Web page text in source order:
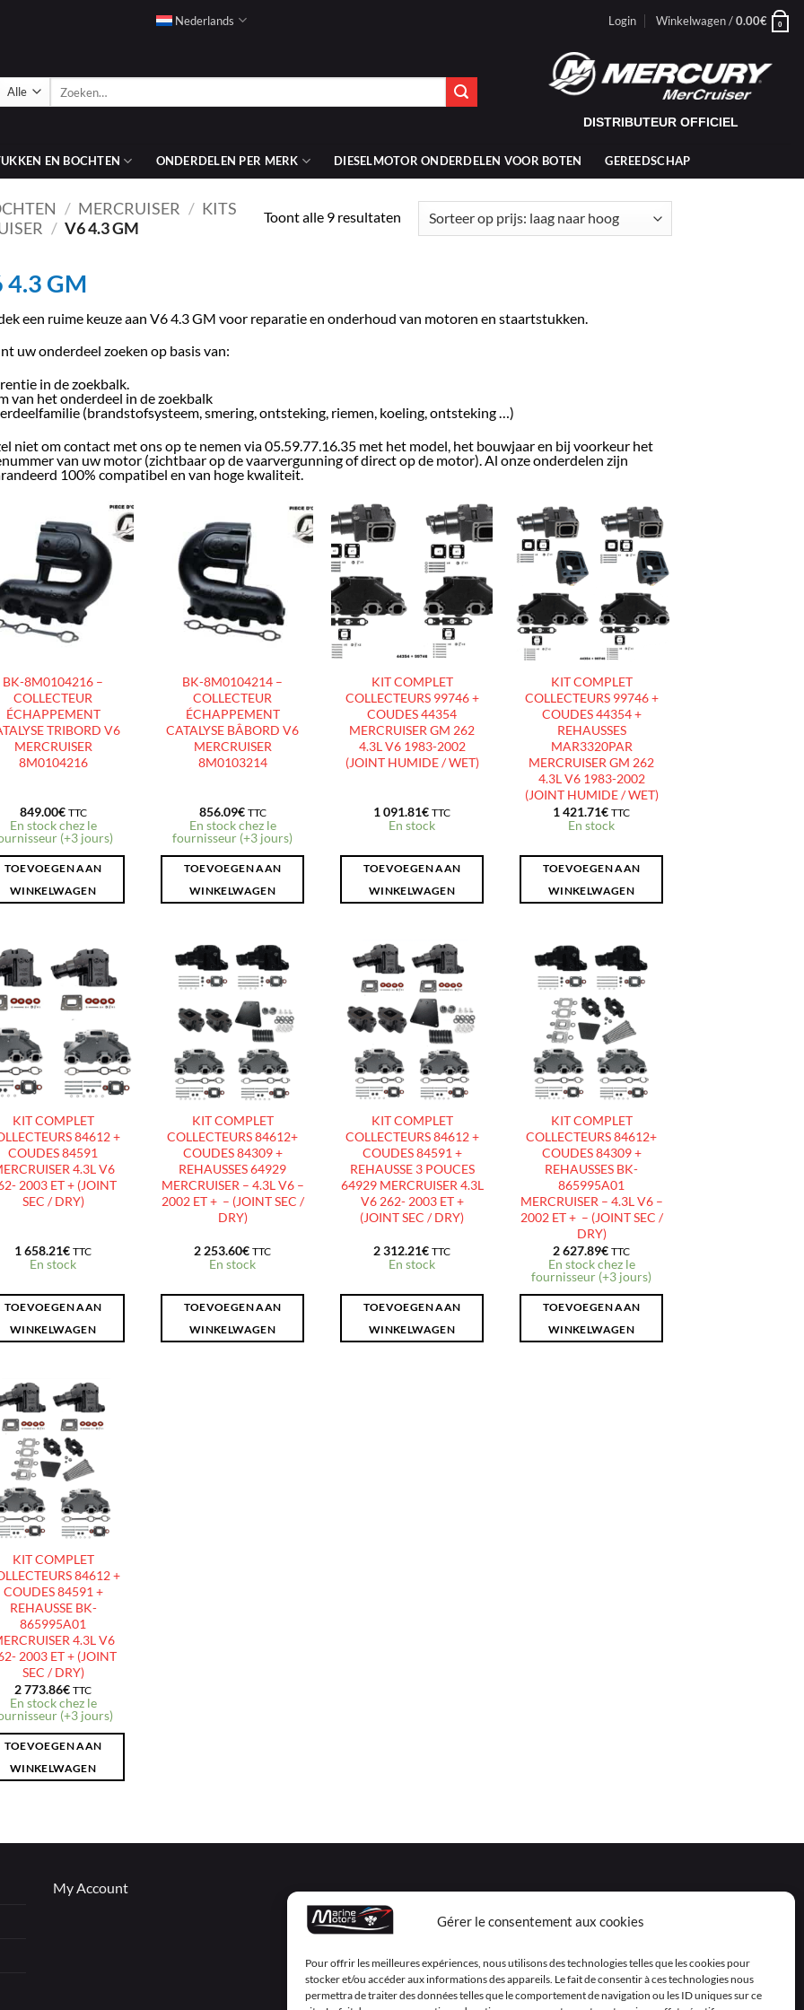
Gérer le consentement aux cookies
Pour offrir les meilleures expériences, nous utilisons des technologies telles que les cookies pour
stocker et/ou accéder aux informations des appareils. Le fait de consentir à ces technologies nous
permettra de traiter des données telles que le comportement de navigation ou les ID uniques sur ce
Nederlands Login Winkelwagen /0.00€ 0
DISTRIBUTEUR OFFICIEL
EN BOCHTEN ONDERDELEN PER MERK DIESELMOTOR ONDERDELEN VOOR BOTEN GEREEDSCHAP
/ MERCRUISER / KITS
/ V6 4.3 GM
Toont alle 9 resultatenGesorteerd
4.3 GM
een ruime keuze aan V6 4.3 GM voor reparatie en onderhoud van motoren en staartstukken.
uw onderdeel zoeken op basis van:
in de zoekbalk.
van het onderdeel in de zoekbalk
(brandstofsysteem, smering, ontsteking, riemen, koeling, ontsteking …)
niet om contact met ons op te nemen via 05.59.77.16.35 met het model, het bouwjaar en bij voorkeur het
van uw motor (zichtbaar op de vaarvergunning of direct op de motor). Al onze onderdelen zijn
100% compatibel en van hoge kwaliteit.
AJOUTER
À LA
LISTE
D’ENVIES
BK-8M0104216 –
COLLECTEUR
ÉCHAPPEMENT
TRIBORD V6
MERCRUISER
8M0104216
849.00€ TTC
En stock chez le
(+3 jours)
TOEVOEGEN AAN
WINKELWAGEN
AJOUTER
LISTE
D’ENVIES
BK-8M0104214 –
COLLECTEUR
ÉCHAPPEMENT
CATALYSE BÂBORD V6
MERCRUISER
8M0103214
856.09€ TTC
En stock chez le
fournisseur (+3 jours)
TOEVOEGEN AAN
WINKELWAGEN
AJOUTER
À LA
LISTE
D’ENVIES
KIT COMPLET
COLLECTEURS 99746 +
COUDES 44354
MERCRUISER GM 262
4.3L V6 1983-2002
(JOINT HUMIDE / WET)
1 091.81€ TTC
En stock
TOEVOEGEN AAN
WINKELWAGEN
AJOUTER
D’ENVIES
KIT COMPLET
COLLECTEURS 99746 +
COUDES 44354 +
REHAUSSES
MAR3320PAR
MERCRUISER GM 262
4.3L V6 1983-2002
(JOINT HUMIDE / WET)
1 421.71€ TTC
En stock
TOEVOEGEN AAN
WINKELWAGEN
AJOUTER
À LA
LISTE
D’ENVIES
KIT COMPLET
84612 +
COUDES 84591
4.3L V6
2003 ET + (JOINT
SEC / DRY)
1 658.21€ TTC
En stock
TOEVOEGEN AAN
WINKELWAGEN
AJOUTER
À LA
LISTE
D’ENVIES
KIT COMPLET
COLLECTEURS 84612+
COUDES 84309 +
REHAUSSES 64929
MERCRUISER – 4.3L V6 –
2002 ET + – (JOINT SEC /
DRY)
2 253.60€ TTC
En stock
TOEVOEGEN AAN
WINKELWAGEN
AJOUTER
À LA
LISTE
D’ENVIES
KIT COMPLET
COLLECTEURS 84612 +
COUDES 84591 +
REHAUSSE 3 POUCES
64929 MERCRUISER 4.3L
V6 262- 2003 ET +
(JOINT SEC / DRY)
2 312.21€ TTC
En stock
TOEVOEGEN AAN
WINKELWAGEN
AJOUTER
À LA
LISTE
D’ENVIES
KIT COMPLET
COLLECTEURS 84612+
COUDES 84309 +
REHAUSSES BK-
865995A01
MERCRUISER – 4.3L V6 –
2002 ET + – (JOINT SEC /
DRY)
2 627.89€ TTC
En stock chez le
fournisseur (+3 jours)
TOEVOEGEN AAN
WINKELWAGEN
AJOUTER
À LA
LISTE
D’ENVIES
KIT COMPLET
84612 +
COUDES 84591 +
REHAUSSE BK-
865995A01
4.3L V6
2003 ET + (JOINT
SEC / DRY)
2 773.86€ TTC
En stock chez le
(+3 jours)
TOEVOEGEN AAN
WINKELWAGEN
My Account